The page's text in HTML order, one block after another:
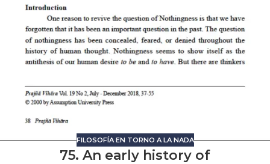
FILOSOFÍA EN TORNO A LA NADA
75. An early history of